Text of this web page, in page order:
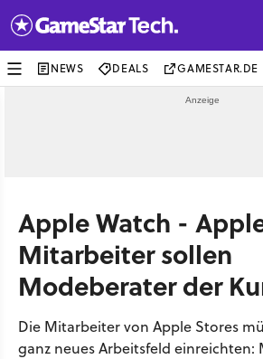
NEWS DEALS GAMESTAR.DE
Apple Watch -
Mitarbeiter sollen
Modeberater der
Die Mitarbeiter von Apple Stores
ganz neues Arbeitsfeld